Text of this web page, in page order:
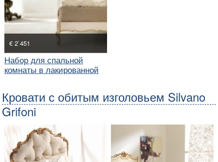
€ 2`451
Набор для спальной
комнаты в лакированной
Кровати с обитым изголовьем Silvano
Grifoni